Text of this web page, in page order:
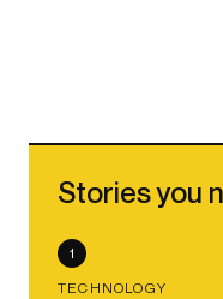
Stories you
1
TECHNOLOGY